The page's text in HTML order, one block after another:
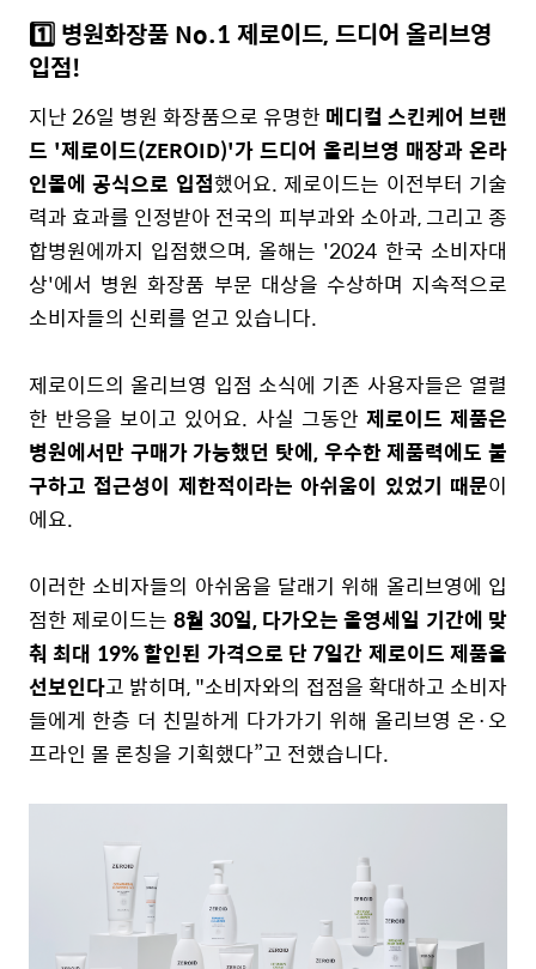
1️⃣ 병원화장품 No.1 제로이드, 드디어 올리브영
입점!
지난 26일 병원 화장품으로 유명한 메디컬 스킨케어 브랜
드 '제로이드(ZEROID)'가 드디어 올리브영 매장과 온라
인몰에 공식으로 입점했어요. 제로이드는 이전부터 기술
력과 효과를 인정받아 전국의 피부과와 소아과, 그리고 종
합병원에까지 입점했으며, 올해는 '2024 한국 소비자대
상'에서 병원 화장품 부문 대상을 수상하며 지속적으로
소비자들의 신뢰를 얻고 있습니다.
제로이드의 올리브영 입점 소식에 기존 사용자들은 열렬
한 반응을 보이고 있어요. 사실 그동안 제로이드 제품은
병원에서만 구매가 가능했던 탓에, 우수한 제품력에도 불
구하고 접근성이 제한적이라는 아쉬움이 있었기 때문이
에요.
이러한 소비자들의 아쉬움을 달래기 위해 올리브영에 입
점한 제로이드는 8월 30일, 다가오는 올영세일 기간에 맞
춰 최대 19% 할인된 가격으로 단 7일간 제로이드 제품을
선보인다고 밝히며, "소비자와의 접점을 확대하고 소비자
들에게 한층 더 친밀하게 다가가기 위해 올리브영 온·오
프라인 몰 론칭을 기획했다”고 전했습니다.